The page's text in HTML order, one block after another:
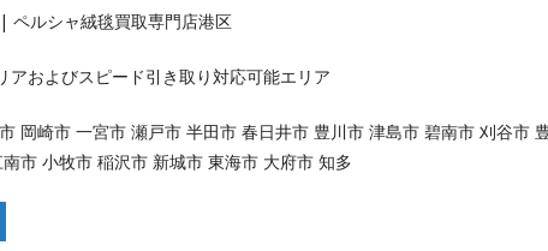
ペルシャ絨毯買取専門店港区
アおよびスピード引き取り対応可能エリア
岡崎市 一宮市 瀬戸市 半田市 春日井市 豊川市 津島市 碧南市 刈谷市
市 小牧市 稲沢市 新城市 東海市 大府市 知多